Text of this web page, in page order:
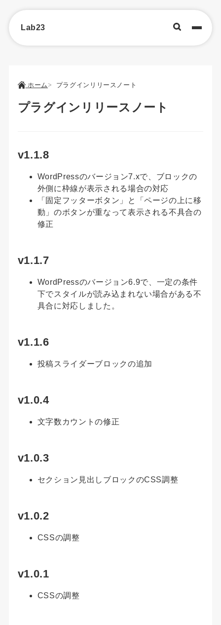
Lab23
ホーム プラグインリリースノート
プラグインリリースノート
v1.1.8
WordPressのバージョン7.xで、ブロックの
外側に枠線が表示される場合の対応
「固定フッターボタン」と「ページの上に移
動」のボタンが重なって表示される不具合の
修正
v1.1.7
WordPressのバージョン6.9で、一定の条件
下でスタイルが読み込まれない場合がある不
具合に対応しました。
v1.1.6
投稿スライダーブロックの追加
v1.0.4
文字数カウントの修正
v1.0.3
セクション見出しブロックのCSS調整
v1.0.2
CSSの調整
v1.0.1
CSSの調整